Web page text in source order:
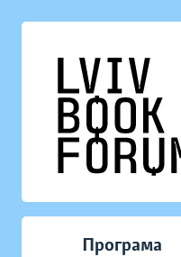
Програма